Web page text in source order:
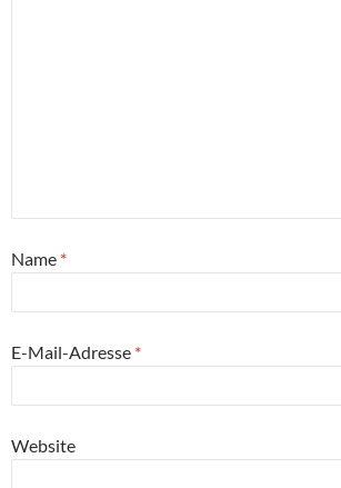
Name *
E-Mail-Adresse *
Website